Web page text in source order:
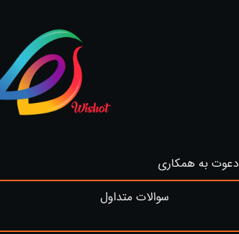
دعوت به همکاری
سوالات متداول